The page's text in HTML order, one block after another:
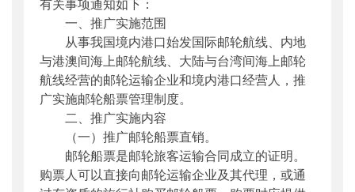
一、推广实施范围
从事我国境内港口始发国际邮轮航线、内地
与港澳间海上邮轮航线、大陆与台湾间海上邮轮
航线经营的邮轮运输企业和境内港口经营人，推
广实施邮轮船票管理制度。
二、推广实施内容
（一）推广邮轮船票直销。
邮轮船票是邮轮旅客运输合同成立的证明。
购票人可以直接向邮轮运输企业及其代理，或通